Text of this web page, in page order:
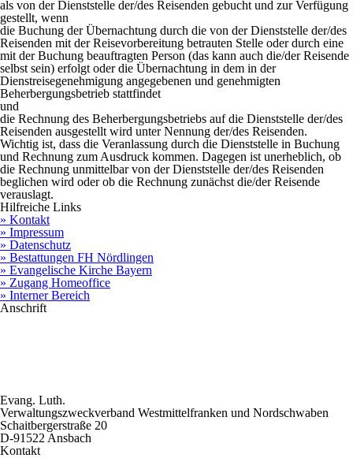
als von der Dienststelle der/des Reisenden gebucht und zur Verfügung
gestellt, wenn
die Buchung der Übernachtung durch die von der Dienststelle der/des
Reisenden mit der Reisevorbereitung betrauten Stelle oder durch eine
mit der Buchung beauftragten Person (das kann auch die/der Reisende
selbst sein) erfolgt oder die Übernachtung in dem in der
Dienstreisegenehmigung angegebenen und genehmigten
Beherbergungsbetrieb stattfindet
und
die Rechnung des Beherbergungsbetriebs auf die Dienststelle der/des
Reisenden ausgestellt wird unter Nennung der/des Reisenden.
Wichtig ist, dass die Veranlassung durch die Dienststelle in Buchung
und Rechnung zum Ausdruck kommen. Dagegen ist unerheblich, ob
die Rechnung unmittelbar von der Dienststelle der/des Reisenden
beglichen wird oder ob die Rechnung zunächst die/der Reisende
verauslagt.
Hilfreiche Links
» Kontakt
» Impressum
» Datenschutz
» Bestattungen FH Nördlingen
» Evangelische Kirche Bayern
» Zugang Homeoffice
» Interner Bereich
Anschrift
Evang. Luth.
Verwaltungszweckverband Westmittelfranken und Nordschwaben
Schaitbergerstraße 20
D-91522 Ansbach
Kontakt